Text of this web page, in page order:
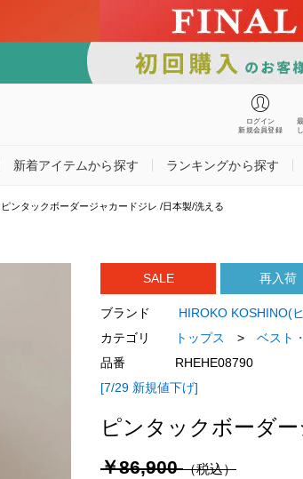
ログイン
新規会員登録
新着アイテムから探す ランキングから探す
ピンタックボーダージャカードジレ /日本製/洗える
SALE 再入荷
ブランド
HIROKO KOSHINO(
カテゴリ
トップス >
ベスト
品番
RHEHE08790
[7/29 新規値下げ]
ピンタックボーダ
￥86,900（税込）